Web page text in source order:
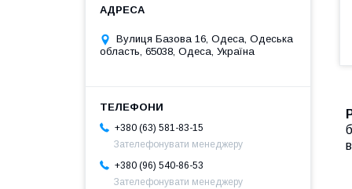
Вулиця Базова 16, Одеса, Одеська
область, 65038, Одеса, Україна
+380 (63) 581-83-15
Зателефонувати менеджеру
+380 (96) 540-86-53
Зателефонувати менеджеру